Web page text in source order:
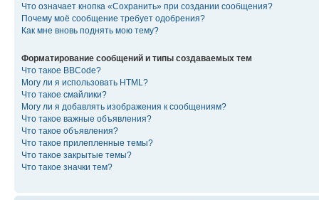
Что означает кнопка «Сохранить» при создании сообщения?
Почему моё сообщение требует одобрения?
Как мне вновь поднять мою тему?
Форматирование сообщений и типы создаваемых тем
Что такое BBCode?
Могу ли я использовать HTML?
Что такое смайлики?
Могу ли я добавлять изображения к сообщениям?
Что такое важные объявления?
Что такое объявления?
Что такое прилепленные темы?
Что такое закрытые темы?
Что такое значки тем?